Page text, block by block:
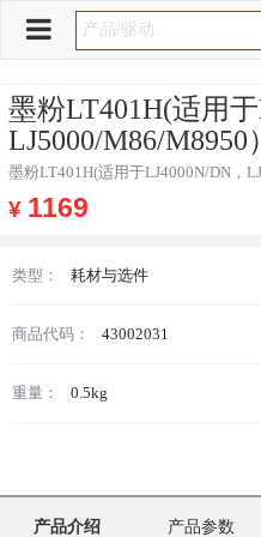
墨粉LT401H(适用于
LJ5000/M86/M8950）
墨粉LT401H(适用于LJ4000N/DN，
¥ 1169
类型： 耗材与选件
商品代码： 43002031
重量： 0.5kg
产品介绍 产品参数